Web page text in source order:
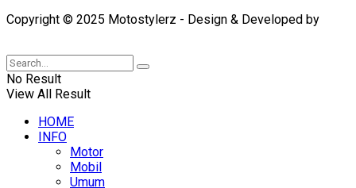
Copyright © 2025 Motostylerz - Design & Developed by
No Result
View All Result
HOME
INFO
Motor
Mobil
Umum